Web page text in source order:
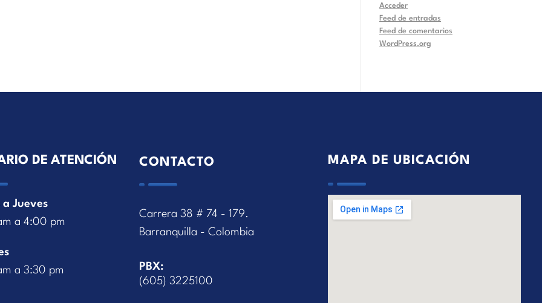
Acceder
Feed de entradas
Feed de comentarios
WordPress.org
DE ATENCIÓN
a Jueves
a 4:00 pm
a 3:30 pm
CONTACTO
Carrera 38 # 74 - 179.
Barranquilla - Colombia
PBX:
(605) 3225100
MAPA DE UBICACIÓN